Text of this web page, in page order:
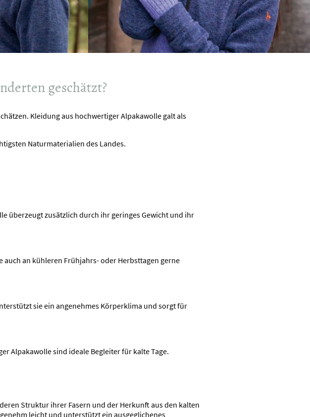
geschätzt?
Kleidung aus hochwertiger Alpakawolle galt als
Naturmaterialien des Landes.
überzeugt zusätzlich durch ihr geringes Gewicht und ihr
an kühleren Frühjahrs- oder Herbsttagen gerne
sie ein angenehmes Körperklima und sorgt für
Alpakawolle sind ideale Begleiter für kalte Tage.
Struktur ihrer Fasern und der Herkunft aus den kalten
leicht und unterstützt ein ausgeglichenes